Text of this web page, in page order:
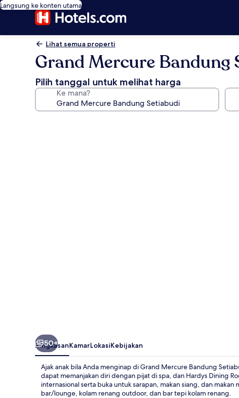
Langsung ke konten utama
Lihat semua properti
Grand Mercure Bandung
Pilih tanggal untuk melihat harga
Ke mana?
50+
RingkasanKamarLokasiKebijakan
Ajak anak bila Anda menginap di Grand Mercure Bandung
dapat memanjakan diri dengan pijat di spa, dan Hardys Dining
internasional serta buka untuk sarapan, makan siang, dan
bar/lounge, kolam renang outdoor, dan bar tepi kolam renang.